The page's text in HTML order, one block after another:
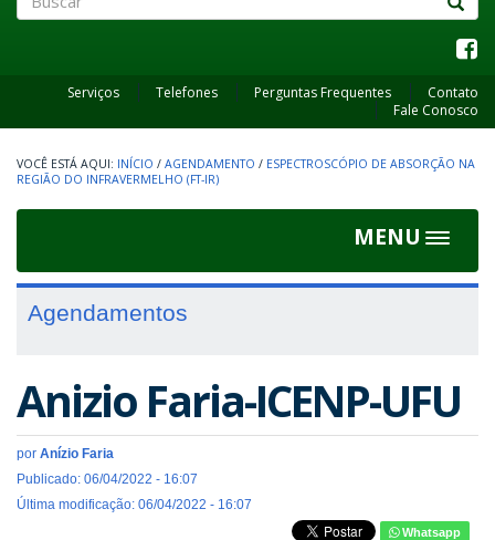
Serviços Telefones Perguntas Frequentes
Contato
Fale Conosco
INÍCIO / AGENDAMENTO / ESPECTROSCÓPIO DE ABSORÇÃO NA
REGIÃO DO INFRAVERMELHO (FT-IR)
MENU
Toggle
Agendamentos
Anizio Faria-ICENP-UFU
por Anízio Faria
Publicado: 06/04/2022 - 16:07
Última modificação: 06/04/2022 - 16:07
Whatsapp